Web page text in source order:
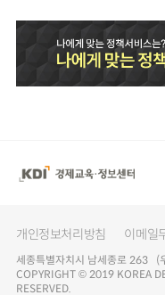
개인정보처리방침 이메일
세종특별자치시 남세종로
COPYRIGHT © 2019 KOREA
RESERVED.